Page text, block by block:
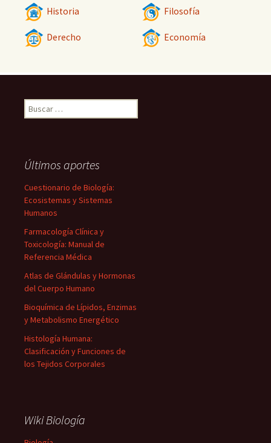
Historia Filosofía
Derecho Economía
Buscar:
Últimos aportes
Cuestionario de Biología:
Ecosistemas y Sistemas
Humanos
Farmacología Clínica y
Toxicología: Manual de
Referencia Médica
Atlas de Glándulas y Hormonas
del Cuerpo Humano
Bioquímica de Lípidos, Enzimas
y Metabolismo Energético
Histología Humana:
Clasificación y Funciones de
los Tejidos Corporales
Wiki Biología